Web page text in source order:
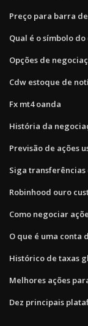
Preço para barra
Qual é o símbolo
Opções de
Cdw estoque de
Fx mt4 oanda
História da
Previsão de ações
Siga
Robinhood ouro
Como negociar
O que é uma conta
Histórico de taxas
Melhores ações
Dez principais